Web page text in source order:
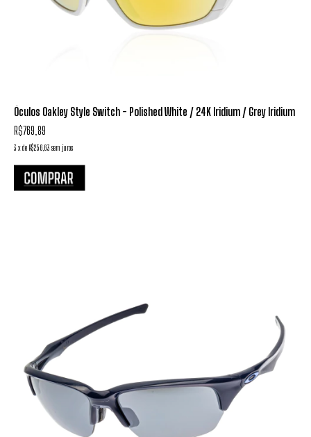
Óculos Oakley Style Switch - Polished White / 24K Iridium / Grey Iridium
R$769,89
3 xde R$256,63 sem juros